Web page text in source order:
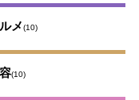
メ(10)
(10)